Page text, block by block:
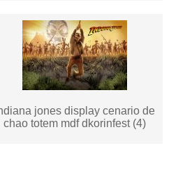
jones display cenario de
chao totem mdf dkorinfest (4)